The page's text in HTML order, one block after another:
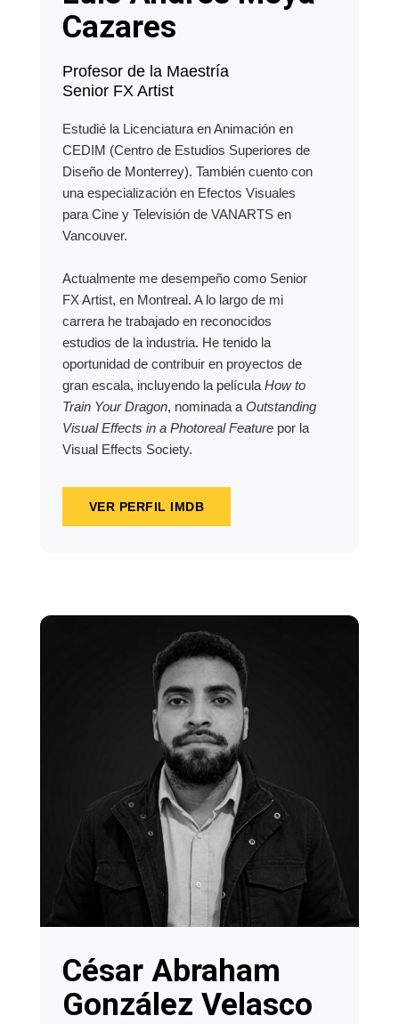
Cazares
Profesor de la Maestría
Senior FX Artist
Estudié la Licenciatura en Animación en
CEDIM (Centro de Estudios Superiores de
Diseño de Monterrey). También cuento con
una especialización en Efectos Visuales
para Cine y Televisión de VANARTS en
Vancouver.
Actualmente me desempeño como Senior
FX Artist, en Montreal. A lo largo de mi
carrera he trabajado en reconocidos
estudios de la industria. He tenido la
oportunidad de contribuir en proyectos de
gran escala, incluyendo la película How to
Train Your Dragon, nominada a Outstanding
Visual Effects in a Photoreal Featurepor la
Visual Effects Society.
VER PERFIL IMDB
César Abraham
González Velasco